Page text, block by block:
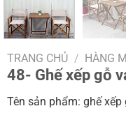
TRANG CHỦ / HÀNG
48- Ghế xếp gỗ
Tên sản phẩm: ghế xếp